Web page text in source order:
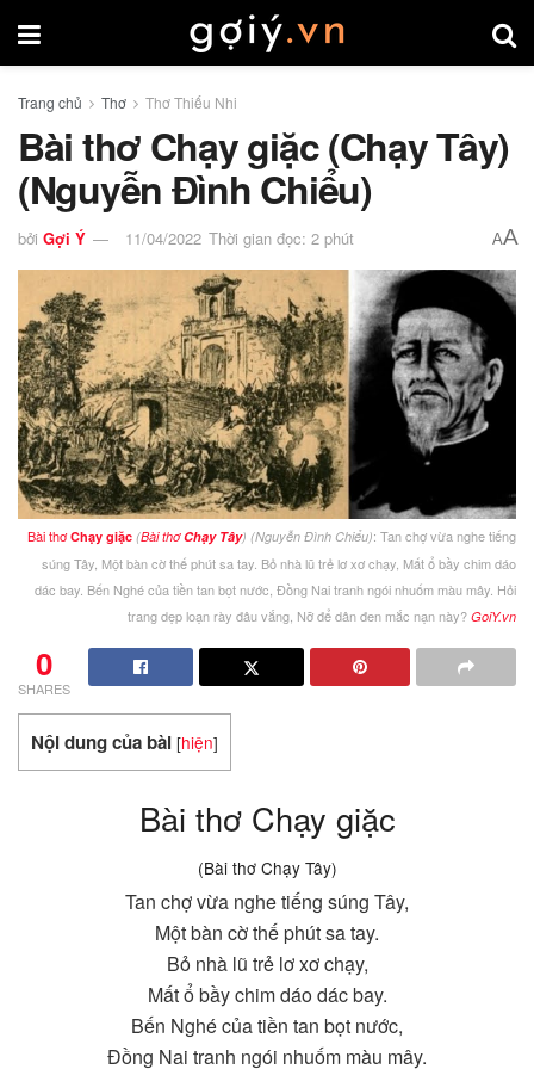
Trang chủ Thơ Thơ Thiếu Nhi
Bài thơ Chạy giặc (Chạy Tây)
(Nguyễn Đình Chiểu)
bởi Gợi Ý 11/04/2022 Thời gian đọc: 2 phút AA
Bài thơChạy giặc (Bài thơChạy Tây) (Nguyễn Đình Chiểu): Tan chợ vừa nghe tiếng
súng Tây, Một bàn cờ thế phút sa tay. Bỏ nhà lũ trẻ lơ xơ chạy, Mất ổ bầy chim dáo
dác bay. Bến Nghé của tiền tan bọt nước, Đồng Nai tranh ngói nhuốm màu mây. Hỏi
trang dẹp loạn rày đâu vắng, Nỡ để dân đen mắc nạn này? GoiY.vn
0
SHARES
Nội dung của bài [hiện]
Bài thơ Chạy giặc
(Bài thơ Chạy Tây)
Tan chợ vừa nghe tiếng súng Tây,
Một bàn cờ thế phút sa tay.
Bỏ nhà lũ trẻ lơ xơ chạy,
Mất ổ bầy chim dáo dác bay.
Bến Nghé của tiền tan bọt nước,
Đồng Nai tranh ngói nhuốm màu mây.